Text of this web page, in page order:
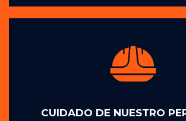
CUIDADO DE NUESTRO